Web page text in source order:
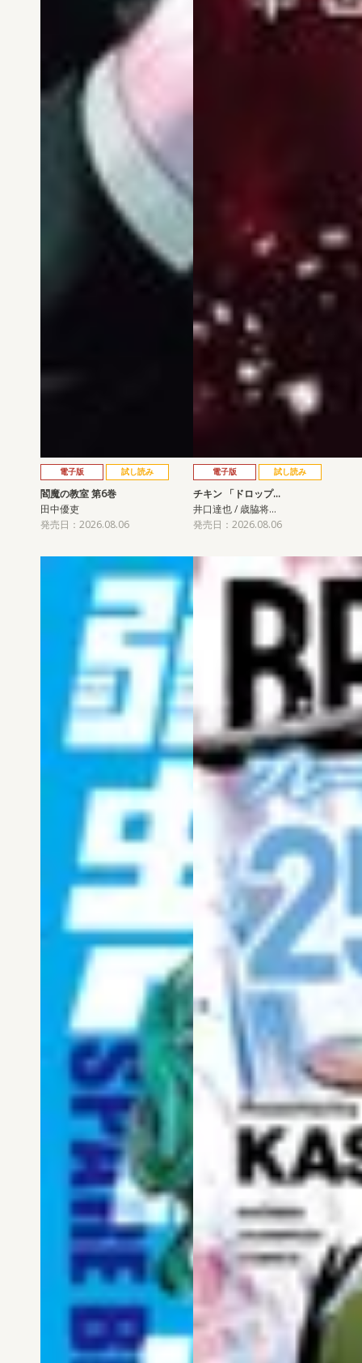
電子版 試し読み
閻魔の教室 第6巻
田中優吏
発売日：2026.08.06
電子版 試し読み
チキン 「ドロップ…
井口達也 / 歳脇将…
発売日：2026.08.06